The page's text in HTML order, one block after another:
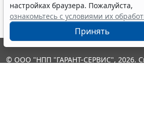
настройках браузера. Пожалуйста,
ознакомьтесь с условиями их
Принять
© ООО "НПП "ГАРАНТ-СЕРВИС", 2026.